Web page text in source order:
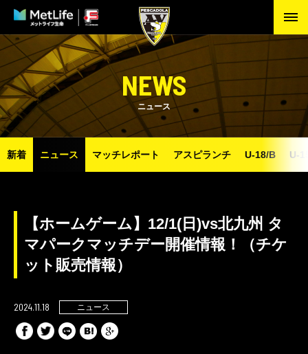
NEWS
ニュース
新着 ニュース マッチレポート アスピランチ U-18/B U-
【ホームゲーム】12/1(日)vs北九州 タ
マパークマッチデー開催情報！（チケ
ット販売情報）
2024.11.18 ニュース